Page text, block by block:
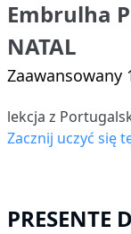
Embrulha
NATAL
Zaawansowany
lekcja z
Zacznij uczyć się
PRESENTE